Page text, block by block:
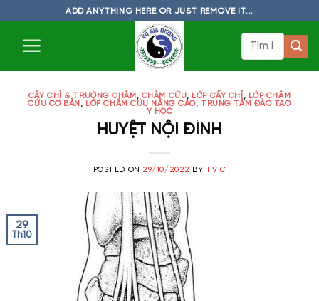
content
ADD ANYTHING HERE OR JUST REMOVE IT...
CẤY CHỈ & TRƯỜNG CHÂM , CHÂM CỨU, LỚP CẤY CHỈ , LỚP CHÂM
CỨU CƠ BẢN , LỚP CHÂM CỨU NÂNG CAO, TRUNG TÂM ĐÀO TẠO
Y HỌC
HUYỆT NỘI ĐÌNH
POSTED ON 29/10/2022 BY TV C
29
Th10